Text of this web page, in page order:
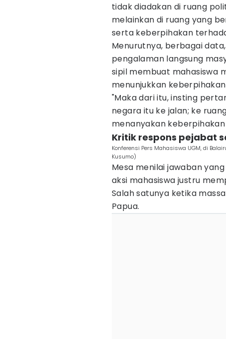
tidak diadakan di ruang
melainkan di ruang yang
serta keberpihakan
Menurutnya, berbagai
pengalaman langsung
sipil membuat mahasiswa
menunjukkan
"Maka dari itu, insting
negara itu ke jalan; ke
menanyakan
Kritik respons pejabat
Konferensi Pers Mahasiswa UGM, di
Kusumo)
Mesa menilai jawaban
aksi mahasiswa justru
Salah satunya ketika
Papua.